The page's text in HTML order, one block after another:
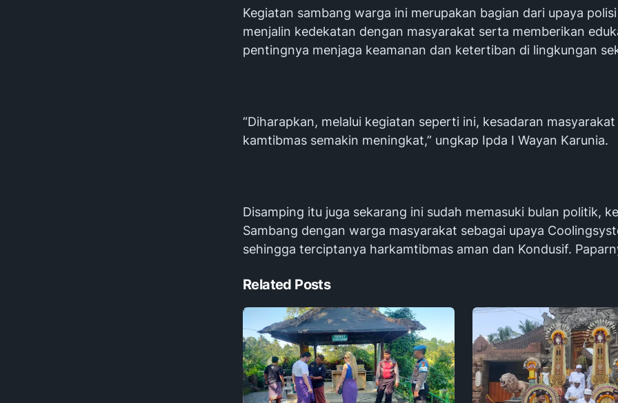
Kegiatan sambang warga ini merupakan bagian dari upaya
menjalin kedekatan dengan masyarakat serta memberikan
pentingnya menjaga keamanan dan ketertiban di lingkungan
“Diharapkan, melalui kegiatan seperti ini, kesadaran
kamtibmas semakin meningkat,” ungkap Ipda I Wayan Karunia.
Disamping itu juga sekarang ini sudah memasuki bulan politik,
Sambang dengan warga masyarakat sebagai upaya
sehingga terciptanya harkamtibmas aman dan Kondusif.
Related Posts